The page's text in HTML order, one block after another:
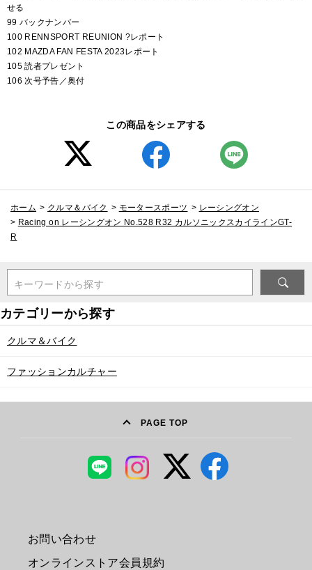
せる
99 バックナンバー
100 RENNSPORT REUNION ?レポート
102 MAZDA FAN FESTA 2023レポート
105 読者プレゼント
106 次号予告／奥付
この商品をシェアする
ホーム > クルマ＆バイク > モータースポーツ > レーシングオン
> Racing on レーシングオン No.528 R32 カルソニックスカイラインGT-
R
キーワードから探す
クルマ＆バイク
ファッションカルチャー
PAGE TOP
お問い合わせ
オンラインストア会員規約